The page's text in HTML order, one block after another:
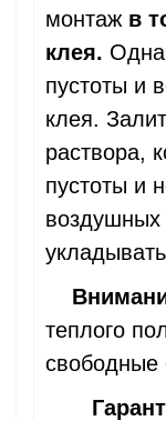
монтаж в
клея.
пустоты и
клея.
раствора,
пустоты и
теплого
свободные